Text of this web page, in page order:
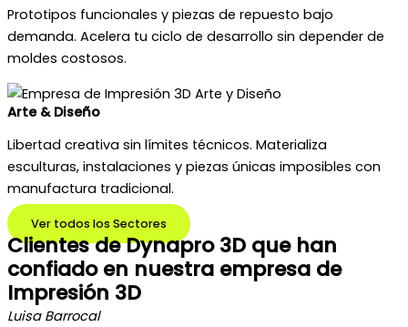
Prototipos funcionales y piezas de repuesto bajo
demanda. Acelera tu ciclo de desarrollo sin depender de
moldes costosos.
Arte & Diseño
Libertad creativa sin límites técnicos. Materializa
esculturas, instalaciones y piezas únicas imposibles con
manufactura tradicional.
Ver todos los Sectores
Clientes de Dynapro 3D que han
confiado en nuestra empresa de
Impresión 3D
Luisa Barrocal